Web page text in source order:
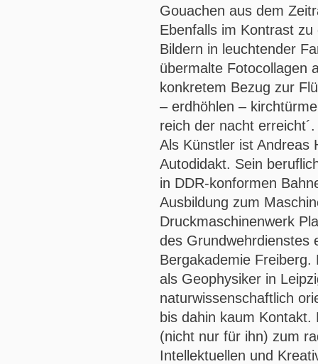
Gouachen aus dem
Ebenfalls im Kontrast
Bildern in leuchtender
übermalte Fotocollagen
konkretem Bezug zur
– erdhöhlen –
reich der nacht erreicht´.
Als Künstler ist Andreas
Autodidakt. Sein
in DDR-konformen
Ausbildung zum
Druckmaschinenwerk
des Grundwehrdienstes
Bergakademie
als Geophysiker in
naturwissenschaftlich
bis dahin kaum
(nicht nur für ihn) zum
Intellektuellen und